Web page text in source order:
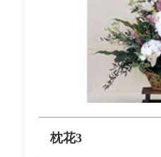
枕花3